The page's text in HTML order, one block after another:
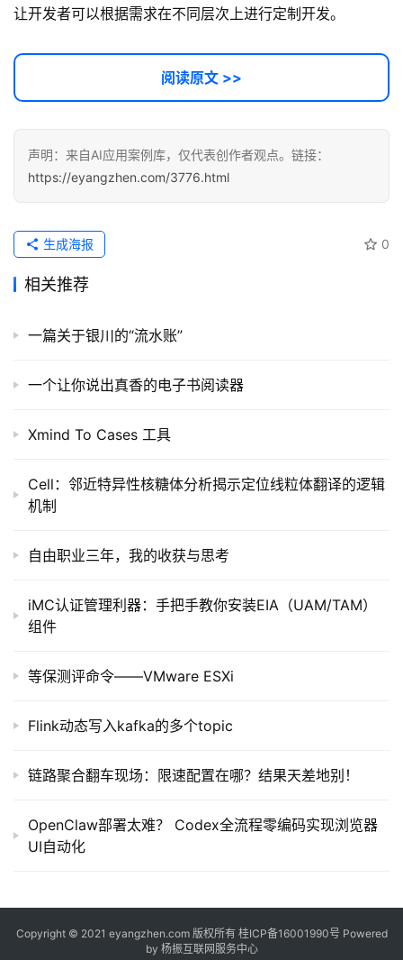
让开发者可以根据需求在不同层次上进行定制开发。
阅读原文 >>
声明：来自AI应用案例库，仅代表创作者观点。链接：
https://eyangzhen.com/3776.html
0
生成海报
相关推荐
一篇关于银川的“流水账”
一个让你说出真香的电子书阅读器
Xmind To Cases 工具
Cell：邻近特异性核糖体分析揭示定位线粒体翻译的逻辑
机制
自由职业三年，我的收获与思考
iMC认证管理利器：手把手教你安装EIA（UAM/TAM）
组件
等保测评命令——VMware ESXi
Flink动态写入kafka的多个topic
链路聚合翻车现场：限速配置在哪？结果天差地别！
OpenClaw部署太难？ Codex全流程零编码实现浏览器
UI自动化
Copyright © 2021 eyangzhen.com 版权所有 桂ICP备16001990号 Powered
by 杨振互联网服务中心